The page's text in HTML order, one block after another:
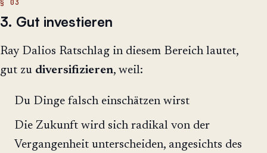
3. Gut investieren
Ray Dalios Ratschlag in diesem Bereich lautet,
gut zu diversifizieren, weil:
Du Dinge falsch einschätzen wirst
Die Zukunft wird sich radikal von der
Vergangenheit unterscheiden, angesichts des